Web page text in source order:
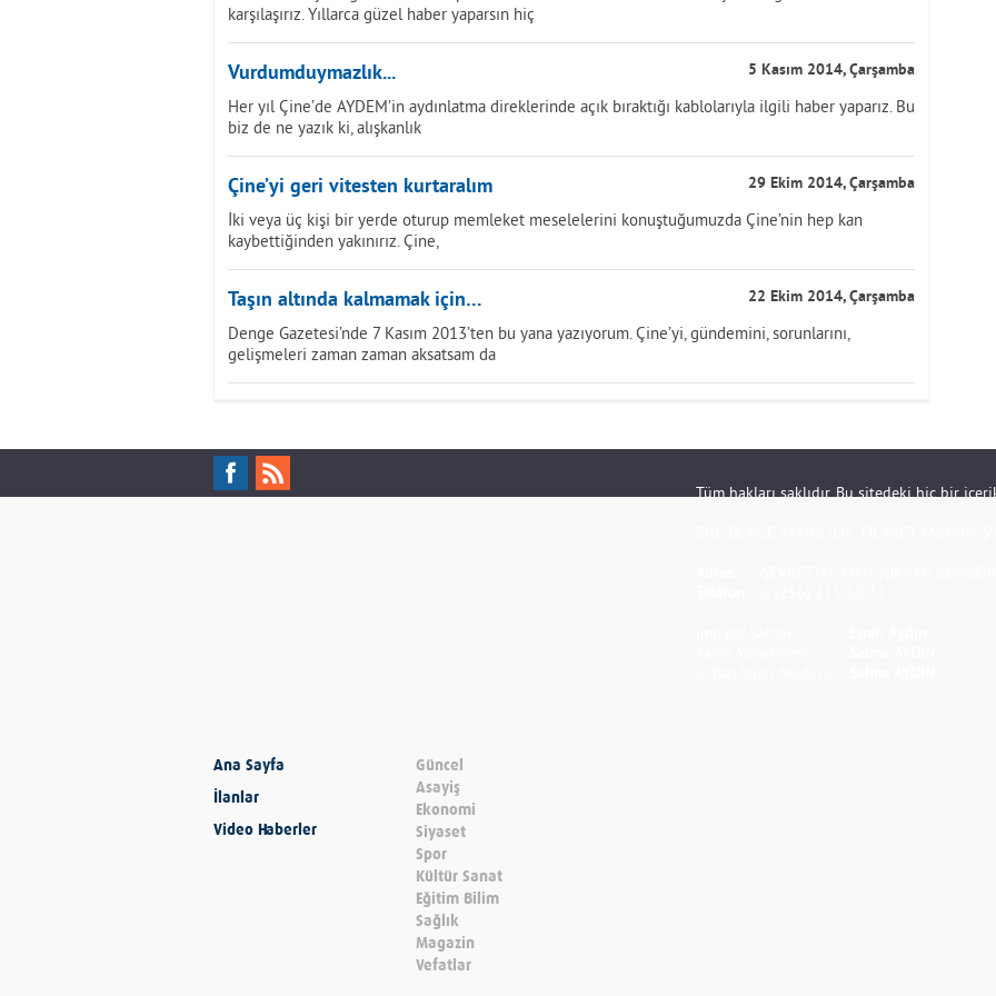
karşılaşırız. Yıllarca güzel haber yaparsın hiç
Vurdumduymazlık... 5 Kasım 2014, Çarşamba
Her yıl Çine’de AYDEM’in aydınlatma direklerinde açık bıraktığı kablolarıyla ilgili haber yaparız. Bu
biz de ne yazık ki, alışkanlık
Çine’yi geri vitesten kurtaralım 29 Ekim 2014, Çarşamba
İki veya üç kişi bir yerde oturup memleket meselelerini konuştuğumuzda Çine’nin hep kan
kaybettiğinden yakınırız. Çine,
Taşın altında kalmamak için… 22 Ekim 2014, Çarşamba
Denge Gazetesi’nde 7 Kasım 2013’ten bu yana yazıyorum. Çine’yi, gündemini, sorunlarını,
gelişmeleri zaman zaman aksatsam da
Tüm hakları saklıdır. Bu sitedeki hiç bir
Ana Sayfa
İlanlar
Video Haberler
Güncel
Asayiş
Ekonomi
Siyaset
Spor
Kültür Sanat
Eğitim Bilim
Sağlık
Magazin
Vefatlar